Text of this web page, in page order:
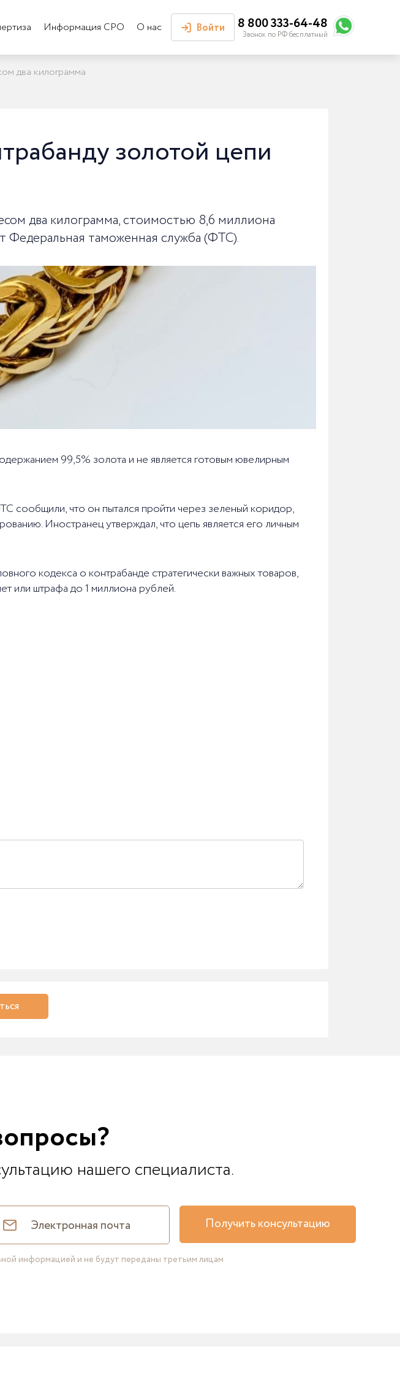
Информация СРО О нас Войти 8 800 333-64-48
Звонок по РФ бесплатный
два килограмма
золотой цепи
два килограмма, стоимостью 8,6 миллиона
Федеральная таможенная служба (ФТС).
99,5% золота и не является готовым ювелирным
сообщили, что он пытался пройти через зеленый коридор,
Иностранец утверждал, что цепь является его личным
кодекса о контрабанде стратегически важных товаров,
или штрафа до 1 миллиона рублей.
нашего специалиста.
Получить консультацию
информацией и не будут переданы третьим лицам